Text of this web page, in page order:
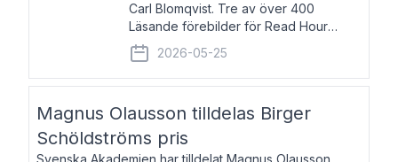
Carl Blomqvist. Tre av över 400
Läsande förebilder för Read Hour
Sverige. Foto: Michael Wall. Den ideella
föreningen Läsrörelsen tilldelas
Bernadottepriset 2026 för att den
2026-05-25
Magnus Olausson tilldelas Birger
Schöldströms pris